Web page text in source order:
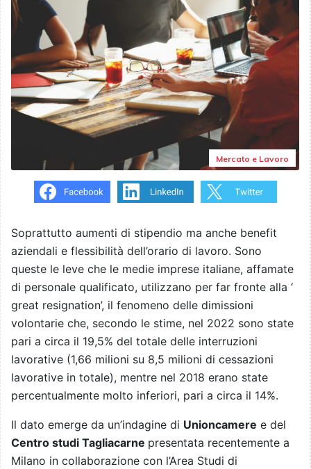
Mercato e Lavoro
Soprattutto aumenti di stipendio ma anche benefit
aziendali e flessibilità dell’orario di lavoro. Sono
queste le leve che le medie imprese italiane, affamate
di personale qualificato, utilizzano per far fronte alla ‘
great resignation’, il fenomeno delle dimissioni
volontarie che, secondo le stime, nel 2022 sono state
pari a circa il 19,5% del totale delle interruzioni
lavorative (1,66 milioni su 8,5 milioni di cessazioni
lavorative in totale), mentre nel 2018 erano state
percentualmente molto inferiori, pari a circa il 14%.
Il dato emerge da un’indagine di Unioncamere e del
Centro studi Tagliacarne presentata recentemente a
Milano in collaborazione con l’Area Studi di